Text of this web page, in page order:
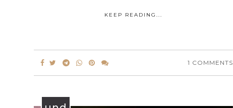
KEEP READING...
1 COMMENTS